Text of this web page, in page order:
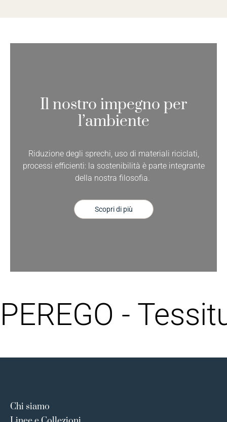
Il nostro impegno per
l’ambiente
Riduzione degli sprechi, uso di materiali riciclati,
processi efficienti: la sostenibilità è parte integrante
della nostra filosofia.
Scopri di più
PEREGO -
Chi siamo